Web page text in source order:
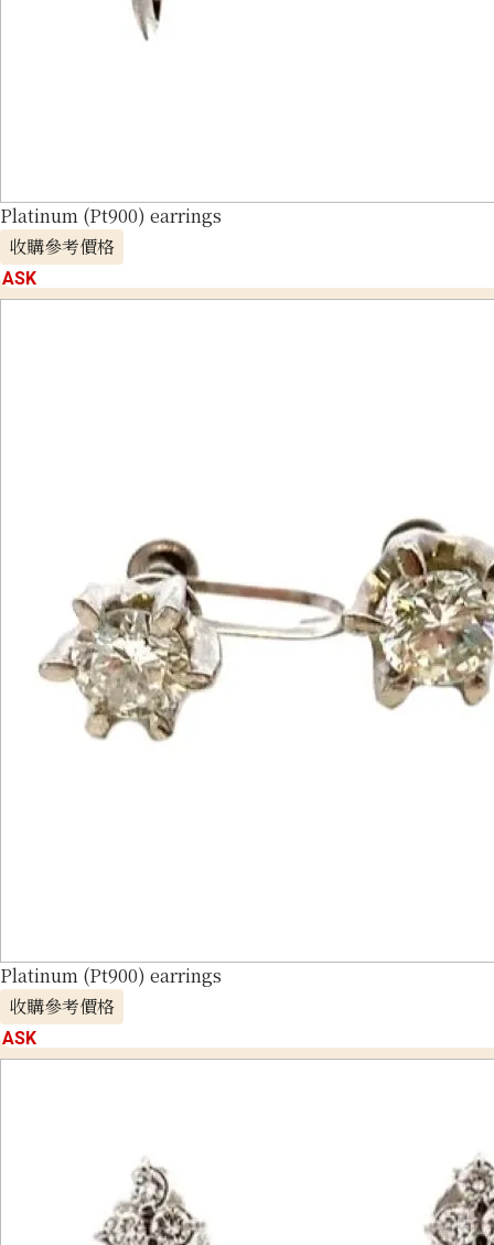
Platinum (Pt900) earrings
收購參考價格
ASK
Platinum (Pt900) earrings
收購參考價格
ASK